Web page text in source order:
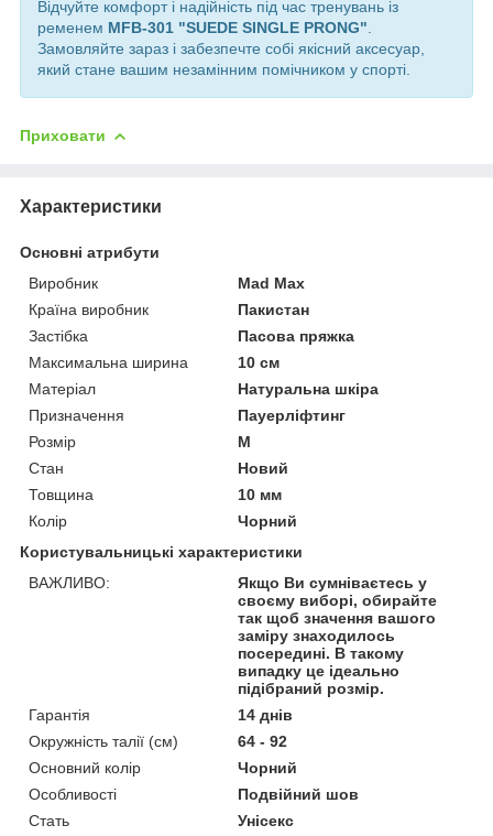
Відчуйте комфорт і надійність під час тренувань із
ременем MFB-301 "SUEDE SINGLE PRONG"
Замовляйте зараз і забезпечте собі якісний аксесуар,
який стане вашим незамінним помічником у спорті.
Приховати
Характеристики
Основні атрибути
Виробник
Mad Max
Країна виробник
Пакистан
Застібка
Пасова пряжка
Максимальна ширина
10 см
Матеріал
Натуральна шкіра
Призначення
Пауерліфтинг
Розмір
M
Стан
Новий
Товщина
10 мм
Колір
Чорний
Користувальницькі характеристики
ВАЖЛИВО:
Якщо Ви сумніваєтесь у
своєму виборі, обирайте
так щоб значення вашого
заміру знаходилось
посередині. В такому
випадку це ідеально
підібраний розмір.
Гарантія
14 днів
Окружність талії (см)
64 - 92
Основний колір
Чорний
Особливості
Подвійний шов
Стать
Унісекс